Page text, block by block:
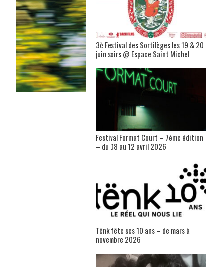
3è Festival des Sortilèges les 19 & 20
juin soirs @ Espace Saint Michel
Festival Format Court – 7ème édition
– du 08 au 12 avril 2026
Tënk fête ses 10 ans – de mars à
novembre 2026